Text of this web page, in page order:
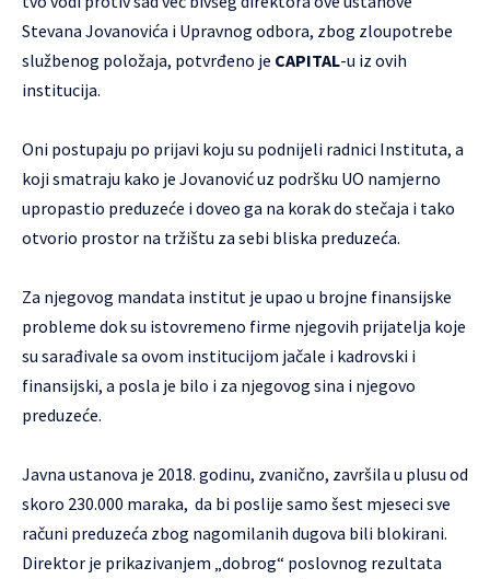
Stevana Jovanovića i Upravnog odbora, zbog zloupotrebe
službenog položaja, potvrđeno je CAPITAL-u iz ovih
institucija.
Oni postupaju po prijavi koju su podnijeli radnici Instituta, a
koji smatraju kako je Jovanović uz podršku UO namjerno
upropastio preduzeće i doveo ga na korak do stečaja i tako
otvorio prostor na tržištu za sebi bliska preduzeća.
Za njegovog mandata institut je upao u brojne finansijske
probleme dok su istovremeno firme njegovih prijatelja koje
su sarađivale sa ovom institucijom jačale i kadrovski i
finansijski, a posla je bilo i za njegovog sina i njegovo
preduzeće.
Javna ustanova je 2018. godinu, zvanično, završila u plusu od
skoro 230.000 maraka, da bi poslije samo šest mjeseci sve
računi preduzeća zbog nagomilanih dugova bili blokirani.
Direktor je prikazivanjem „dobrog“ poslovnog rezultata